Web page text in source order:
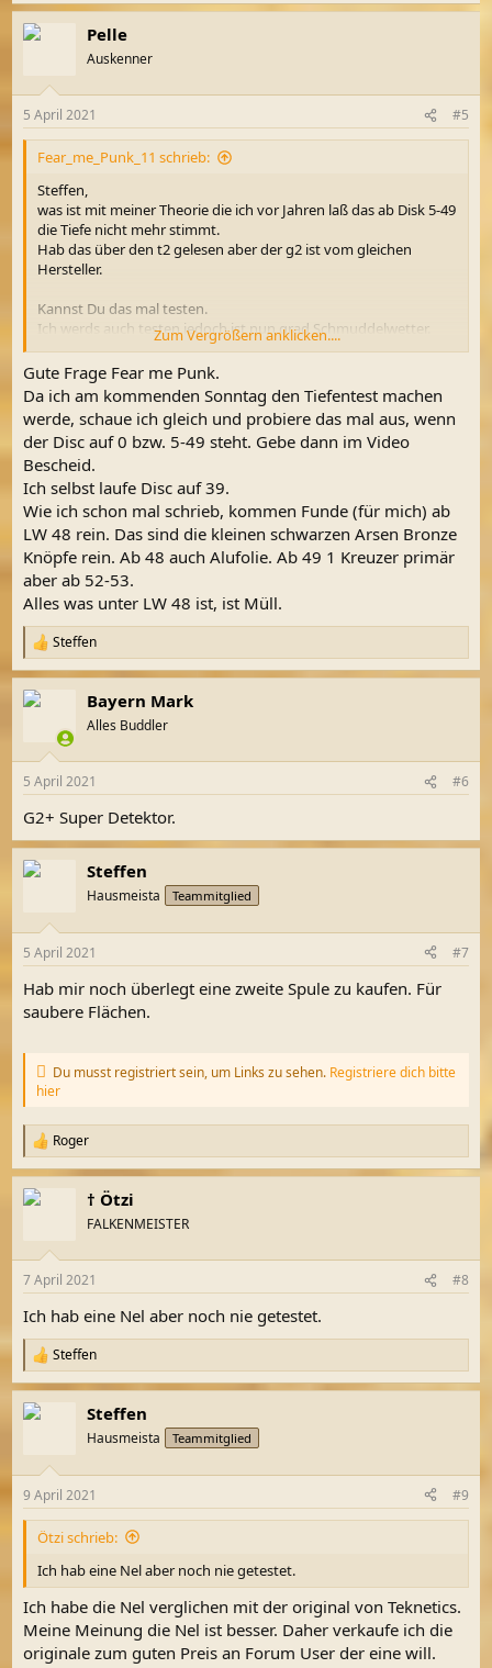
Pelle
Auskenner
5 April 2021 #5
Fear_me_Punk_11 schrieb:
Steffen,
was ist mit meiner Theorie die ich vor Jahren laß das ab Disk 5-49
die Tiefe nicht mehr stimmt.
Hab das über den t2 gelesen aber der g2 ist vom gleichen
Hersteller.
Kannst Du das mal testen.
Ich werds auch testen,jedoch ist nun grad Schmuddelwetter.
Schwarzer Tee,Lazychair,Heizung an,und Computerspiele sind
mein Zeitvertreib.
Zum Vergrößern anklicken....
Gute Frage Fear me Punk.
Da ich am kommenden Sonntag den Tiefentest machen
werde, schaue ich gleich und probiere das mal aus, wenn
der Disc auf 0 bzw. 5-49 steht. Gebe dann im Video
Bescheid.
Ich selbst laufe Disc auf 39.
Wie ich schon mal schrieb, kommen Funde (für mich) ab
LW 48 rein. Das sind die kleinen schwarzen Arsen Bronze
Knöpfe rein. Ab 48 auch Alufolie. Ab 49 1 Kreuzer primär
aber ab 52-53.
Alles was unter LW 48 ist, ist Müll.
R
e
a
k
e
:
Steffen
Bayern Mark
Alles Buddler
5 April 2021 #6
G2+ Super Detektor.
Steffen
Hausmeista Teammitglied
5 April 2021 #7
Hab mir noch überlegt eine zweite Spule zu kaufen. Für
saubere Flächen.
Du musst registriert sein, um Links zu sehen. Registriere dich bitte
hier
R
e
a
k
e
:
Roger
† Ötzi
FALKENMEISTER
7 April 2021 #8
Ich hab eine Nel aber noch nie getestet.
R
e
a
k
e
n
Steffen
Steffen
Hausmeista Teammitglied
9 April 2021 #9
Ötzi schrieb:
Ich hab eine Nel aber noch nie getestet.
Ich habe die Nel verglichen mit der original von Teknetics.
Meine Meinung die Nel ist besser. Daher verkaufe ich die
originale zum guten Preis an Forum User der eine will.